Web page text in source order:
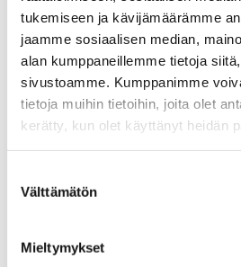
tukemiseen ja kävijämäärämme
jaamme sosiaalisen median,
alan kumppaneillemme tietoja
sivustoamme. Kumppanimme
tietoja muihin tietoihin, joita olet
kerätty, kun olet käyttänyt heidän
valinta
Välttämätön
Mieltymykset
ammattilaisena KHL-liigassa
nousi sarjan arvostetuimpien
jakoi oikeutta kaikkiaan
finaalipelissä neljänä keväänä.
KHL:ssä kevääseen 2015.
20-vuotinen aktiivituomariura
Keijo Pehun viheltäjäpatsaan,
Tuomariuransa päätyttyä Rönn